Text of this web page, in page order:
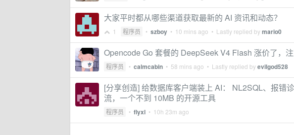
大家平时都从哪些渠道获取最新的 AI 资讯和动态？
1 程序员 • szboy • 10 mins ago • Lastly replied bymario0
Opencode Go 套餐的 DeepSeek V4 Flash 涨价了，
程序员 • calmcabin • 58 mins ago • Lastly replied byevilgod528
[分享创造] 给数据库客户端装上 AI： NL2SQL、报错
流，一个不到 10MB 的开源工具
程序员 • flyxl • 10h 23m ago